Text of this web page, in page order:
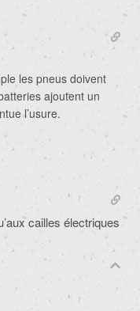
les pneus doivent
ajoutent un
l’usure.
cailles électriques